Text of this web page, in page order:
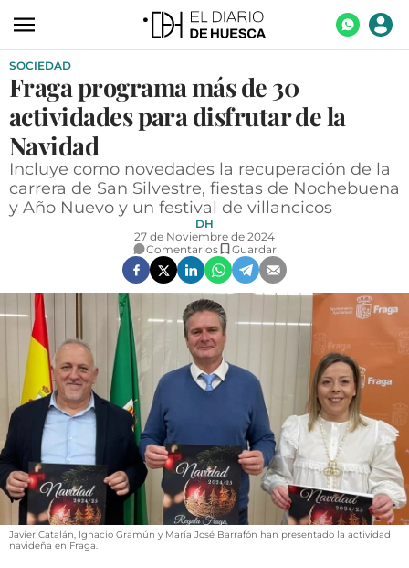
ACTUALIDAD
ECONOMÍA
TECNOLOGÍA
TURISMO
AGROALIMENTACIÓN
SOCIEDAD
OPINIÓN
GALERÍAS
VÍDEOS
CONTACTAR
FIESTAS EN EL ALTO ARAGÓN
FIESTAS DE SAN LORENZO
AGENDA
SOCIEDAD
Fraga programa más de 30
actividades para disfrutar de la
Navidad
Incluye como novedades la recuperación de la
carrera de San Silvestre, fiestas de Nochebuena
y Año Nuevo y un festival de villancicos
DH
27 de Noviembre de 2024
Comentarios
Guardar
Javier Catalán, Ignacio Gramún y María José Barrafón han presentado la actividad
navideña en Fraga.